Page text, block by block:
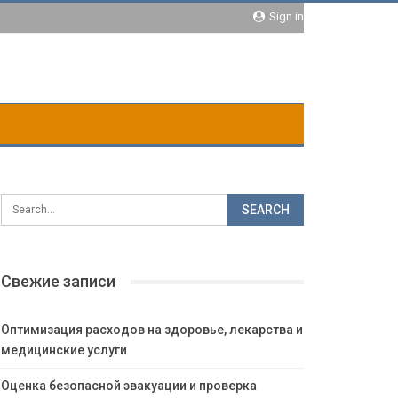
Sign in
Свежие записи
Оптимизация расходов на здоровье, лекарства и
медицинские услуги
Оценка безопасной эвакуации и проверка